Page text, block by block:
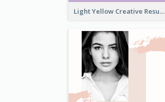
Light Yellow Creative Resume